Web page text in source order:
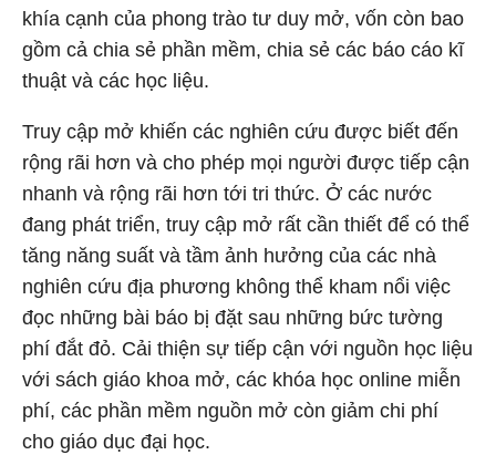
khía cạnh của phong trào tư duy mở, vốn còn bao
gồm cả chia sẻ phần mềm, chia sẻ các báo cáo kĩ
thuật và các học liệu.
Truy cập mở khiến các nghiên cứu được biết đến
rộng rãi hơn và cho phép mọi người được tiếp cận
nhanh và rộng rãi hơn tới tri thức. Ở các nước
đang phát triển, truy cập mở rất cần thiết để có thể
tăng năng suất và tầm ảnh hưởng của các nhà
nghiên cứu địa phương không thể kham nổi việc
đọc những bài báo bị đặt sau những bức tường
phí đắt đỏ. Cải thiện sự tiếp cận với nguồn học liệu
với sách giáo khoa mở, các khóa học online miễn
phí, các phần mềm nguồn mở còn giảm chi phí
cho giáo dục đại học.